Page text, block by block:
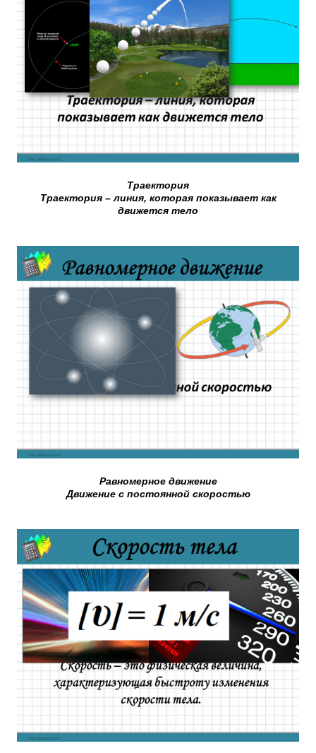
Траектория
Траектория – линия, которая показывает как
движется тело
Равномерное движение
Движение с постоянной скоростью